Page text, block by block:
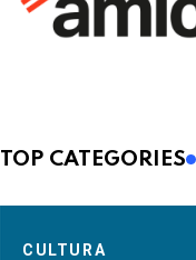
TOP CATEGORIES
CULTURA